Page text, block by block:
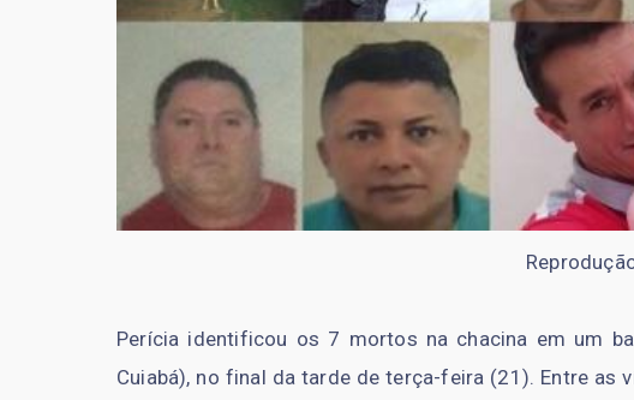
Perícia identificou os 7 mortos na chacina em um
Cuiabá), no final da tarde de terça-feira (21). Entre as